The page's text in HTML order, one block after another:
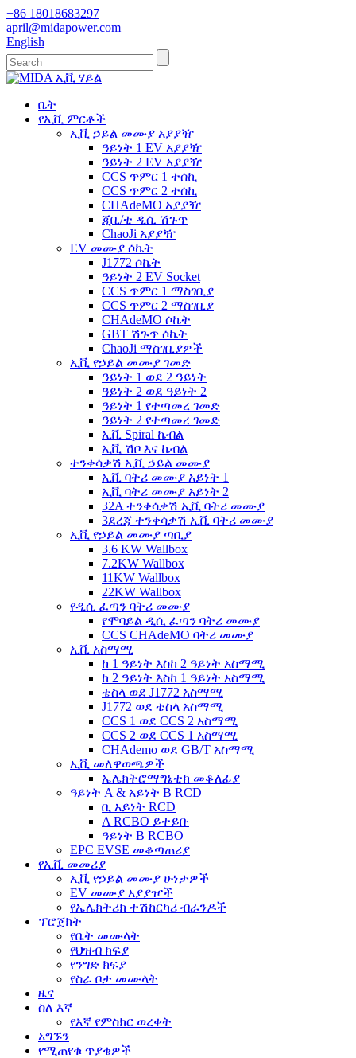
+86 18018683297
april@midapower.com
English
ቤት
የኢቪ ምርቶች
ኢቪ ኃይል መሙያ አያያዥ
ዓይነት 1 EV አያያዥ
ዓይነት 2 EV አያያዥ
CCS ጥምር 1 ተሰኪ
CCS ጥምር 2 ተሰኪ
CHAdeMO አያያዥ
ጂቢ/ቲ ዲሲ ሽጉጥ
ChaoJi አያያዥ
EV መሙያ ሶኬት
J1772 ሶኬት
ዓይነት 2 EV Socket
CCS ጥምር 1 ማስገቢያ
CCS ጥምር 2 ማስገቢያ
CHAdeMO ሶኬት
GBT ሽጉጥ ሶኬት
ChaoJi ማስገቢያዎች
ኢቪ የኃይል መሙያ ገመድ
ዓይነት 1 ወደ 2 ዓይነት
ዓይነት 2 ወደ ዓይነት 2
ዓይነት 1 የተጣመረ ገመድ
ዓይነት 2 የተጣመረ ገመድ
ኢቪ Spiral ኬብል
ኢቪ ሽቦ እና ኬብል
ተንቀሳቃሽ ኢቪ ኃይል መሙያ
ኢቪ ባትሪ መሙያ አይነት 1
ኢቪ ባትሪ መሙያ አይነት 2
32A ተንቀሳቃሽ ኢቪ ባትሪ መሙያ
3ደረጃ ተንቀሳቃሽ ኢቪ ባትሪ መሙያ
ኢቪ የኃይል መሙያ ጣቢያ
3.6 KW Wallbox
7.2KW Wallbox
11KW Wallbox
22KW Wallbox
የዲሲ ፈጣን ባትሪ መሙያ
የሞባይል ዲሲ ፈጣን ባትሪ መሙያ
CCS CHAdeMO ባትሪ መሙያ
ኢቪ አስማሚ
ከ 1 ዓይነት እስከ 2 ዓይነት አስማሚ
ከ 2 ዓይነት እስከ 1 ዓይነት አስማሚ
ቴስላ ወደ J1772 አስማሚ
J1772 ወደ ቴስላ አስማሚ
CCS 1 ወደ CCS 2 አስማሚ
CCS 2 ወደ CCS 1 አስማሚ
CHAdemo ወደ GB/T አስማሚ
ኢቪ መለዋወጫዎች
ኤሌክትሮማግኔቲክ መቆለፊያ
ዓይነት A & አይነት B RCD
ቢ አይነት RCD
A RCBO ይተይቡ
ዓይነት B RCBO
EPC EVSE መቆጣጠሪያ
የኢቪ መመሪያ
ኢቪ የኃይል መሙያ ሁነታዎች
EV መሙያ አያያዦች
የኤሌክትሪክ ተሽከርካሪ ብራንዶች
ፕሮጀክት
የቤት መሙላት
የህዝብ ክፍያ
የንግድ ክፍያ
የስራ ቦታ መሙላት
ዜና
ስለ እኛ
የእኛ የምስክር ወረቀት
አግኙን
የሚጠየቁ ጥያቄዎች